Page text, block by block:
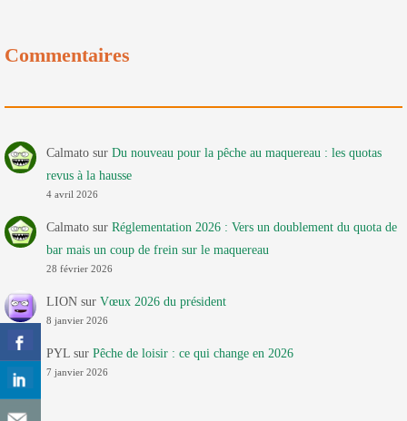
Commentaires
Calmatosur Du nouveau pour la pêche au maquereau : les quotas
revus à la hausse
4 avril 2026
Calmatosur Réglementation 2026 : Vers un doublement du quota de
bar mais un coup de frein sur le maquereau
28 février 2026
LIONsur Vœux 2026 du président
8 janvier 2026
PYLsur Pêche de loisir : ce qui change en 2026
7 janvier 2026